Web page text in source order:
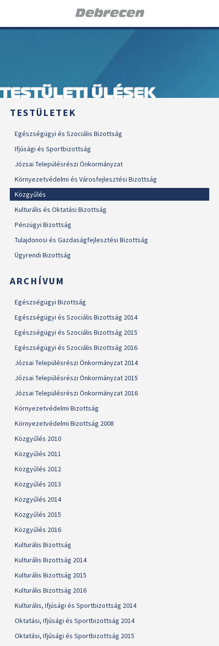
TESTÜLETI ÜLÉSEK
TESTÜLETEK
Egészségügyi és Szociális Bizottság
Ifjúsági és Sportbizottság
Józsai Településrészi Önkormányzat
Környezetvédelmi és Városfejlesztési Bizottság
Közgyűlés
Kulturális és Oktatási Bizottság
Pénzügyi Bizottság
Tulajdonosi és Gazdaságfejlesztési Bizottság
Ügyrendi Bizottság
ARCHÍVUM
Egészségügyi Bizottság
Egészségügyi és Szociális Bizottság 2014
Egészségügyi és Szociális Bizottság 2015
Egészségügyi és Szociális Bizottság 2016
Józsai Településrészi Önkormányzat 2014
Józsai Településrészi Önkormányzat 2015
Józsai Településrészi Önkormányzat 2016
Környezetvédelmi Bizottság
Környezetvédelmi Bizottság 2008
Közgyűlés 2010
Közgyűlés 2011
Közgyűlés 2012
Közgyűlés 2013
Közgyűlés 2014
Közgyűlés 2015
Közgyűlés 2016
Kulturális Bizottság
Kulturális Bizottság 2014
Kulturális Bizottság 2015
Kulturális Bizottság 2016
Kulturális, Ifjúsági és Sportbizottság 2014
Oktatási, Ifjúsági és Sportbizottság 2014
Oktatási, Ifjúsági és Sportbizottság 2015